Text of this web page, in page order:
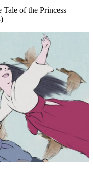
of the Princess